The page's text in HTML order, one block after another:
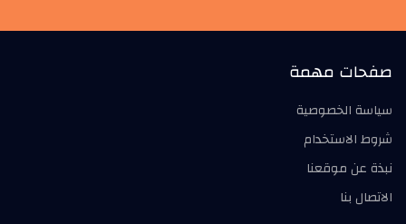
صفحات مهمة
سياسة الخصوصية
شروط الاستخدام
نبذة عن موقعنا
الاتصال بنا